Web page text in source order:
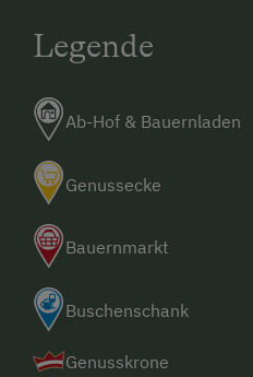
Legende
Ab-Hof & Bauernladen
Genussecke
Bauernmarkt
Buschenschank
Genusskrone